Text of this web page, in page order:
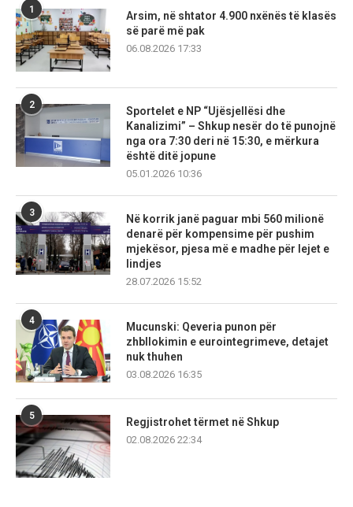
1
Arsim, në shtator 4.900 nxënës të klasës
së parë më pak
06.08.2026 17:33
2
Sportelet e NP “Ujësjellësi dhe
Kanalizimi” – Shkup nesër do të punojnë
nga ora 7:30 deri në 15:30, e mërkura
është ditë jopune
05.01.2026 10:36
3
Në korrik janë paguar mbi 560 milionë
denarë për kompensime për pushim
mjekësor, pjesa më e madhe për lejet e
lindjes
28.07.2026 15:52
4
Mucunski: Qeveria punon për
zhbllokimin e eurointegrimeve, detajet
nuk thuhen
03.08.2026 16:35
5
Regjistrohet tërmet në Shkup
02.08.2026 22:34